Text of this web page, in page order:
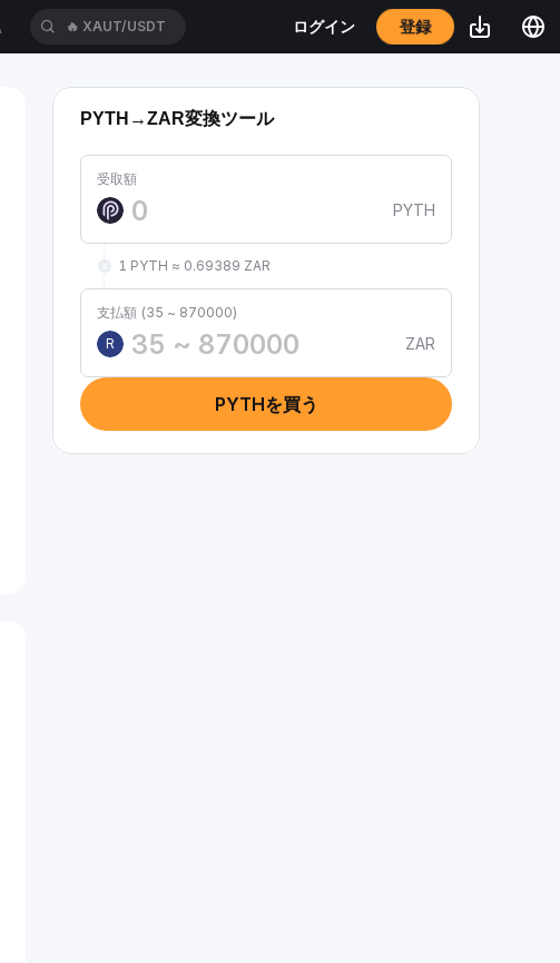
🔥 XAUT/USDT ログイン 登録
PYTH→ZAR変換ツール
受取額
PYTH
1 PYTH ≈ 0.69389 ZAR
支払額 (35 ~ 870000)
R
ZAR
PYTHを買う